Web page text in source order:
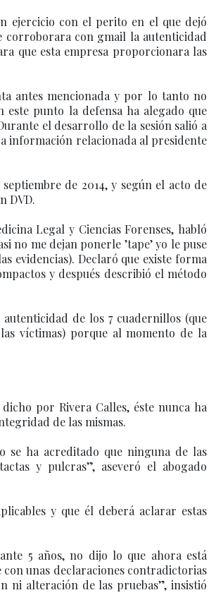
ejercicio con el perito en el que dejó
corroborara con gmail la autenticidad
que esta empresa proporcionara las
antes mencionada y por lo tanto no
punto la defensa ha alegado que
el desarrollo de la sesión salió a
información relacionada al presidente
de 2014, y según el acto de
DVD.
Legal y Ciencias Forenses, habló
no me dejan ponerle ’tape’ yo le puse
evidencias). Declaró que existe forma
y después describió el método
de los 7 cuadernillos (que
víctimas) porque al momento de la
por Rivera Calles, éste nunca ha
de las mismas.
se ha acreditado que ninguna de las
y pulcras”, aseveró el abogado
y que él deberá aclarar estas
5 años, no dijo lo que ahora está
con unas declaraciones contradictorias
ni alteración de las pruebas”, insistió